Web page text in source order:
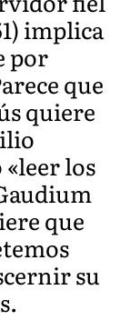
implica
por
que
quiere
los
que
su